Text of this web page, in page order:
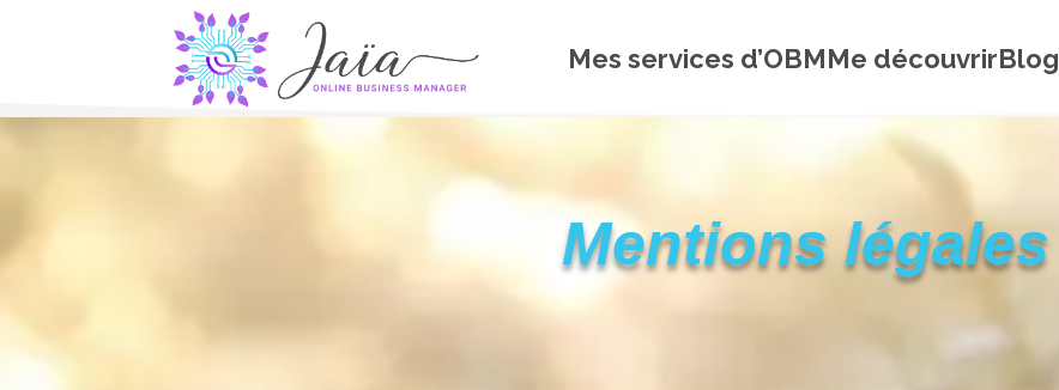
Mes services d’OBMMe découvrirBlog
Mentions légales